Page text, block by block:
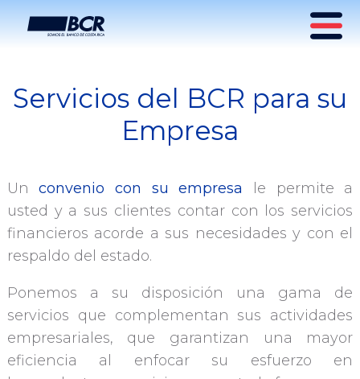
Servicios Empresariales
Servicios del BCR para su
Empresa
Un convenio con su empresa
le permite a
usted y a sus clientes contar con los servicios
financieros acorde a sus necesidades y con el
respaldo del estado.
Ponemos a su disposición una gama de
servicios que complementan sus actividades
empresariales, que garantizan una mayor
eficiencia al enfocar su esfuerzo en